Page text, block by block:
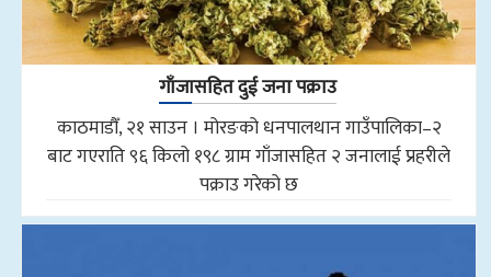
गाँजासहित दुई जना पक्राउ
काठमाडौँ, २१ साउन । मोरङको धनपालथान गाउँपालिका–२
बाट गएराति ९६ किलो १९८ ग्राम गाँजासहित २ जनालाई प्रहरीले
पक्राउ गरेको छ